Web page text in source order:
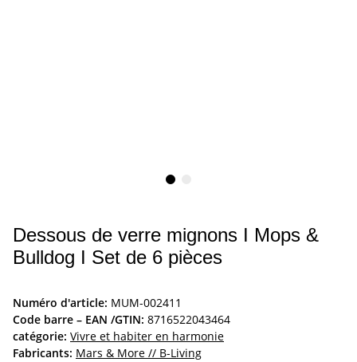
Dessous de verre mignons I Mops &
Bulldog I Set de 6 pièces
Numéro d'article: MUM-002411
Code barre – EAN /GTIN: 8716522043464
catégorie: Vivre et habiter en harmonie
Fabricants: Mars & More // B-Living